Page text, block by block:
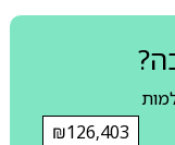
₪126,403